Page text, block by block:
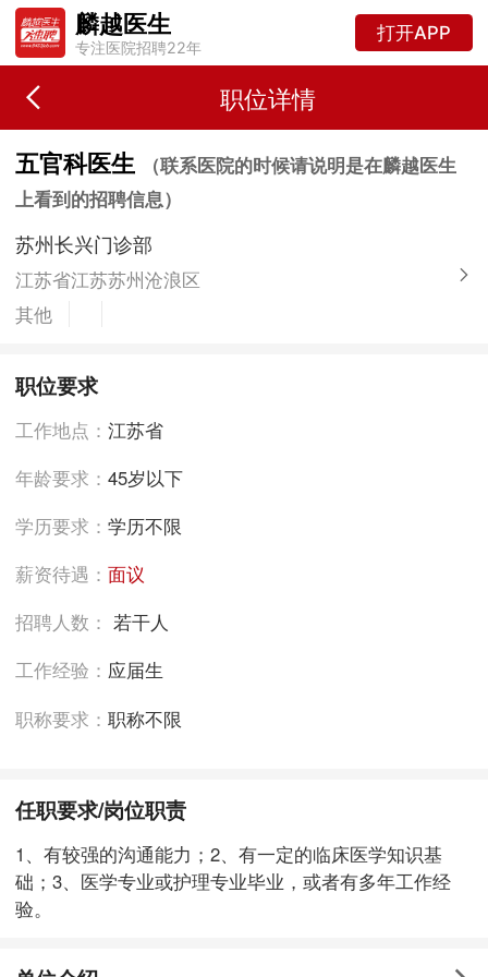
麟越医生
专注医院招聘22年
打开APP
职位详情
五官科医生
（联系医院的时候请说明是在麟越医生
上看到的招聘信息）
苏州长兴门诊部
江苏省江苏苏州沧浪区
其他
职位要求
工作地点：江苏省
年龄要求：45岁以下
学历要求：学历不限
薪资待遇：面议
招聘人数：若干人
工作经验： 应届生
职称要求：职称不限
任职要求/岗位职责
1、有较强的沟通能力；2、有一定的临床医学知识基
础；3、医学专业或护理专业毕业，或者有多年工作经
验。